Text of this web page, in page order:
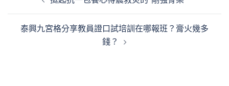
泰興九宮格分享教員證口試培訓在哪報班？膏火幾多
錢？